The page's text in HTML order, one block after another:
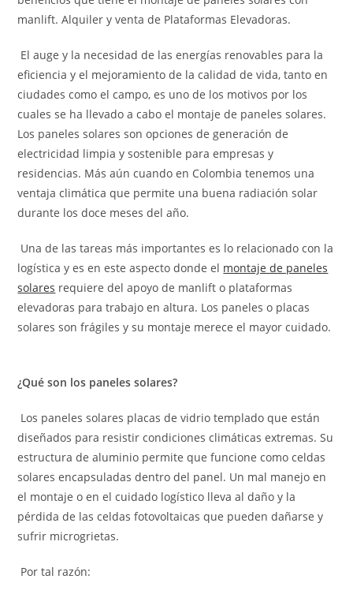
manlift. Alquiler y venta de Plataformas Elevadoras.
El auge y la necesidad de las energías renovables para la
eficiencia y el mejoramiento de la calidad de vida, tanto en
ciudades como el campo, es uno de los motivos por los
cuales se ha llevado a cabo el montaje de paneles solares.
Los paneles solares son opciones de generación de
electricidad limpia y sostenible para empresas y
residencias. Más aún cuando en Colombia tenemos una
ventaja climática que permite una buena radiación solar
durante los doce meses del año.
Una de las tareas más importantes es lo relacionado con la
logística y es en este aspecto donde el montaje de paneles
solares requiere del apoyo de manlift o plataformas
elevadoras para trabajo en altura. Los paneles o placas
solares son frágiles y su montaje merece el mayor cuidado.
¿Qué son los paneles solares?
Los paneles solares placas de vidrio templado que están
diseñados para resistir condiciones climáticas extremas. Su
estructura de aluminio permite que funcione como celdas
solares encapsuladas dentro del panel. Un mal manejo en
el montaje o en el cuidado logístico lleva al daño y la
pérdida de las celdas fotovoltaicas que pueden dañarse y
sufrir microgrietas.
Por tal razón: